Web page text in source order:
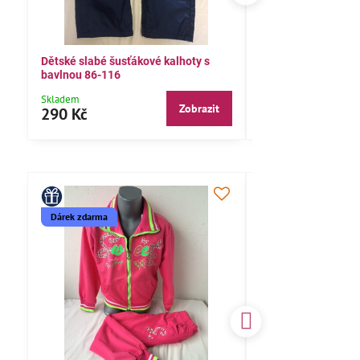
Dětské slabé šusťákové kalhoty s
bavlnou 86-116
Skladem
290 Kč Zobrazit
Dárek zdarma